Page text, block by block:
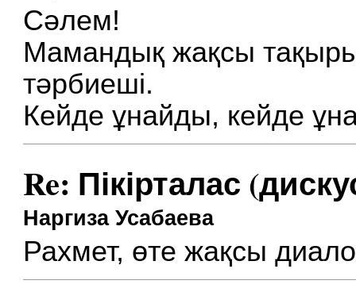
Сәлем!
Мамандық жақсы
тәрбиеші.
Кейде ұнайды, кейде
Re: Пікірталас
Наргиза Усабаева
Рахмет, өте жақсы